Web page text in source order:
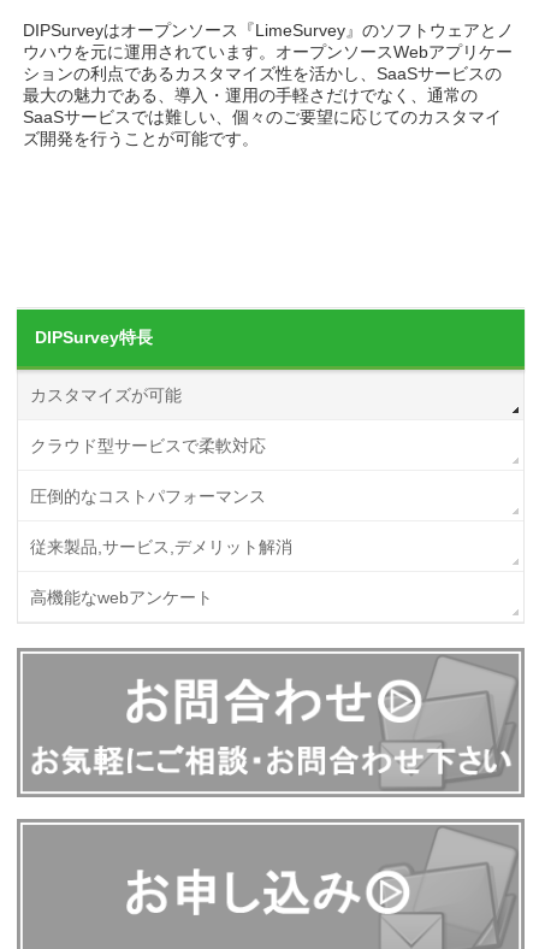
DIPSurveyはオープンソース『LimeSurvey』のソフトウェアとノ
ウハウを元に運用されています。オープンソースWebアプリケー
ションの利点であるカスタマイズ性を活かし、SaaSサービスの
最大の魅力である、導入・運用の手軽さだけでなく、通常の
SaaSサービスでは難しい、個々のご要望に応じてのカスタマイ
ズ開発を行うことが可能です。
DIPSurvey特長
カスタマイズが可能
クラウド型サービスで柔軟対応
圧倒的なコストパフォーマンス
従来製品,サービス,デメリット解消
高機能なwebアンケート